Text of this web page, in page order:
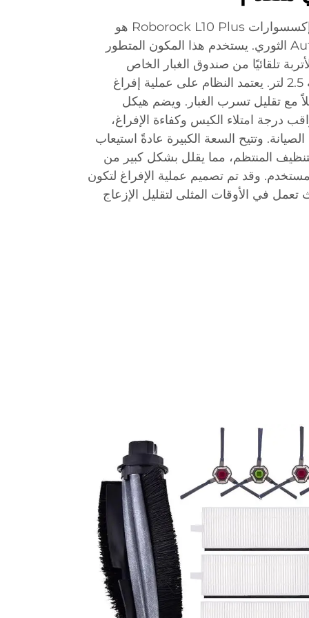
العنصر الأساسي في مجموعة إكسسوارات Roborock L10 Plus هو
نظام Auto-Empty Dock Pure الثوري. يستخدم هذا المكون المتطور
تلقائيًا من صندوق الغبار الخاص
بالروبوت إلى كيس مغلق بسعة 2.5 لتر. يعتمد النظام على عملية إفراغ
مع تقليل تسرب الغبار. ويضم هيكل
درجة امتلاء الكيس وكفاءة الإفراغ،
وتتيح السعة الكبيرة عادةً استيعاب
المنتظم، مما يقلل بشكل كبير من
وقد تم تصميم عملية الإفراغ لتكون
في الأوقات المثلى لتقليل الإزعاج